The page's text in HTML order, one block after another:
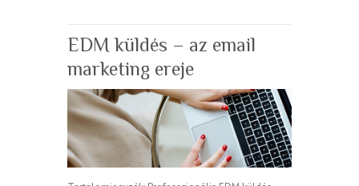
EDM küldés – az email
marketing ereje